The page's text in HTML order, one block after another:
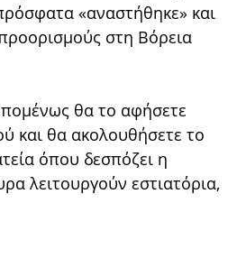
«αναστήθηκε» και
στη Βόρεια
θα το αφήσετε
και θα ακολουθήσετε το
όπου δεσπόζει η
λειτουργούν εστιατόρια,